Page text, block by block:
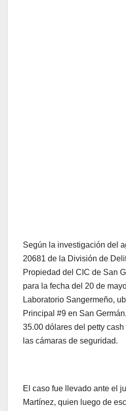
Según la investigación del
20681 de la División de
Propiedad del CIC de San
para la fecha del 20 de
Laboratorio Sangermeño,
Principal #9 en San
35.00 dólares del petty
las cámaras de seguridad.
El caso fue llevado ante el
Martínez, quien luego de